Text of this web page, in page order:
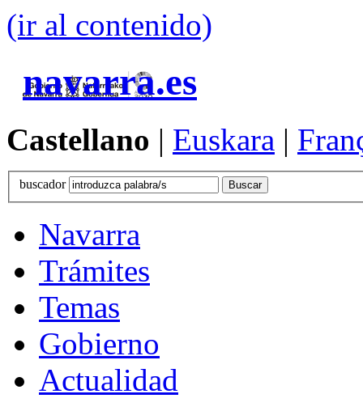
(ir al contenido)
navarra.es
Castellano | Euskara |
buscador
Navarra
Trámites
Temas
Gobierno
Actualidad